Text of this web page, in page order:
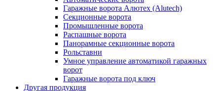
Гаражные ворота Алютех (Alutech)
Секционные ворота
Промышленные ворота
Распашные ворота
Панорамные секционные ворота
Рольставни
Умное управление автоматикой гаражных
ворот
Гаражные ворота под ключ
Другая продукция